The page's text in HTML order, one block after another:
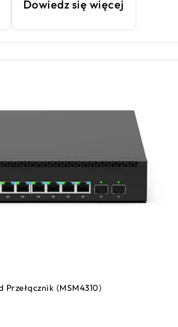
Dowiedz się więcej
(MSM4310)